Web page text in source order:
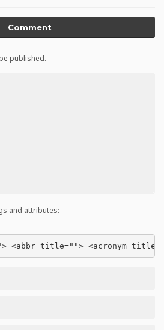
Comment
published.
and attributes:
title=""> <acronym